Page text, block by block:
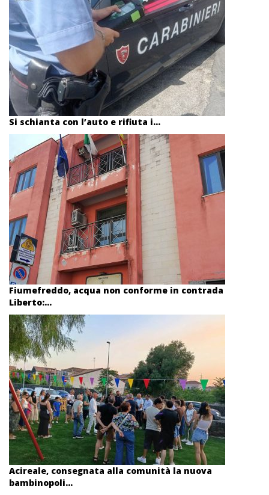
Si schianta con l’auto e rifiuta i...
Fiumefreddo, acqua non conforme in contrada
Liberto:...
Acireale, consegnata alla comunità la nuova
bambinopoli...